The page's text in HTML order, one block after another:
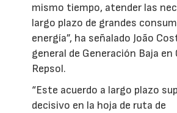
mismo tiempo, atender las
largo plazo de grandes
energía”, ha señalado João
general de Generación Baja en
Repsol.
“Este acuerdo a largo plazo
decisivo en la hoja de ruta de